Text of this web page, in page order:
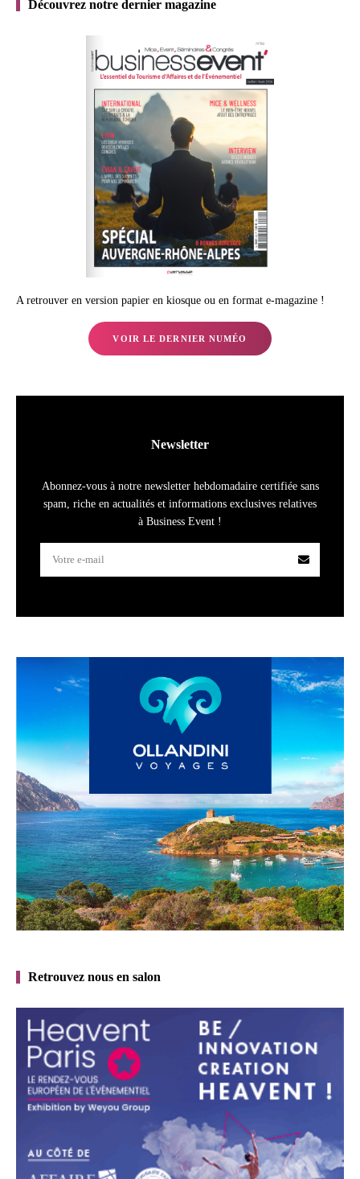
Découvrez notre dernier magazine
A retrouver en version papier en kiosque ou en format e-magazine !
VOIR LE DERNIER NUMÉO
Newsletter
Abonnez-vous à notre newsletter hebdomadaire certifiée sans
spam, riche en actualités et informations exclusives relatives
à Business Event !
Retrouvez nous en salon